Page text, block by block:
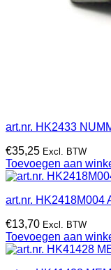
art.nr. HK2433
€35,25 Excl. BTW
Toevoegen aan
art.nr. HK2418M004
€13,70 Excl. BTW
Toevoegen aan